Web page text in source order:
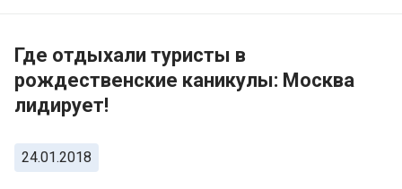
Где отдыхали туристы в
рождественские каникулы: Москва
лидирует!
24.01.2018